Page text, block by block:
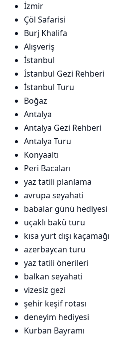
İzmir
Çöl Safarisi
Burj Khalifa
Alışveriş
İstanbul
İstanbul Gezi Rehberi
İstanbul Turu
Boğaz
Antalya
Antalya Gezi Rehberi
Antalya Turu
Konyaaltı
Peri Bacaları
yaz tatili planlama
avrupa seyahati
babalar günü hediyesi
uçaklı bakü turu
kısa yurt dışı kaçamağı
azerbaycan turu
yaz tatili önerileri
balkan seyahati
vizesiz gezi
şehir keşif rotası
deneyim hediyesi
Kurban Bayramı